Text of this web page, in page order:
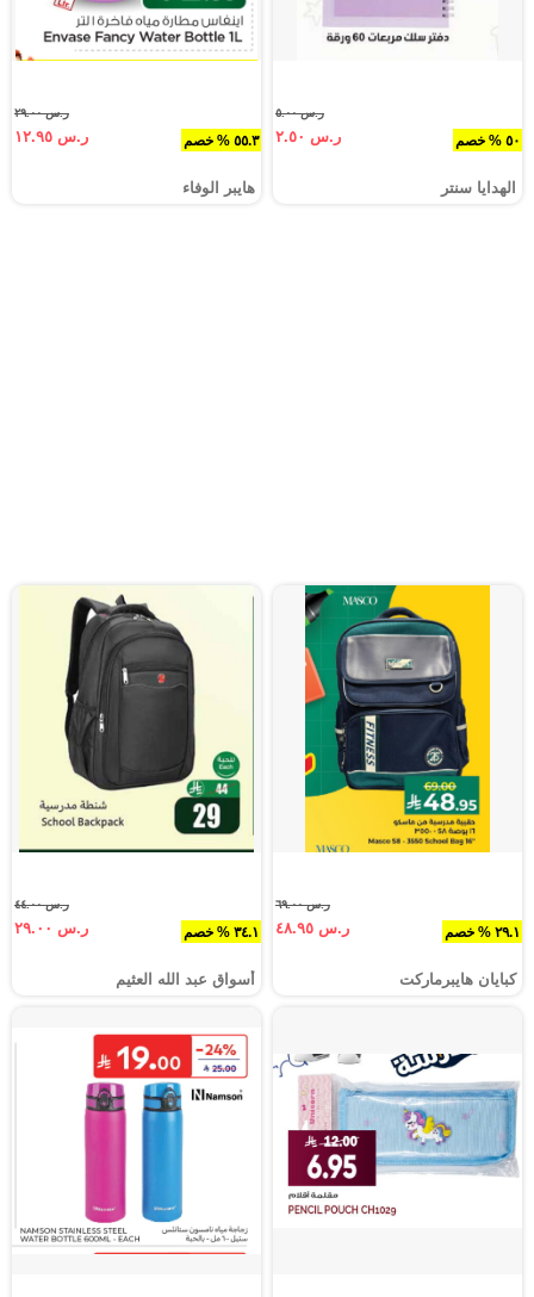
٥٠ % خصم
ر.س ٥.٠٠
ر.س ٢.٥٠
الهدايا سنتر
٥٥.٣ % خصم
ر.س ٢٩.٠٠
ر.س ١٢.٩٥
هايبر الوفاء
٢٩.١ % خصم
ر.س ٦٩.٠٠
ر.س ٤٨.٩٥
كبايان هايبرماركت
٣٤.١ % خصم
ر.س ٤٤.٠٠
ر.س ٢٩.٠٠
أسواق عبد الله العثيم